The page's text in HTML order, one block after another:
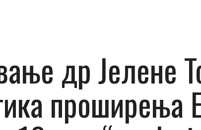
др Јелене
проширења